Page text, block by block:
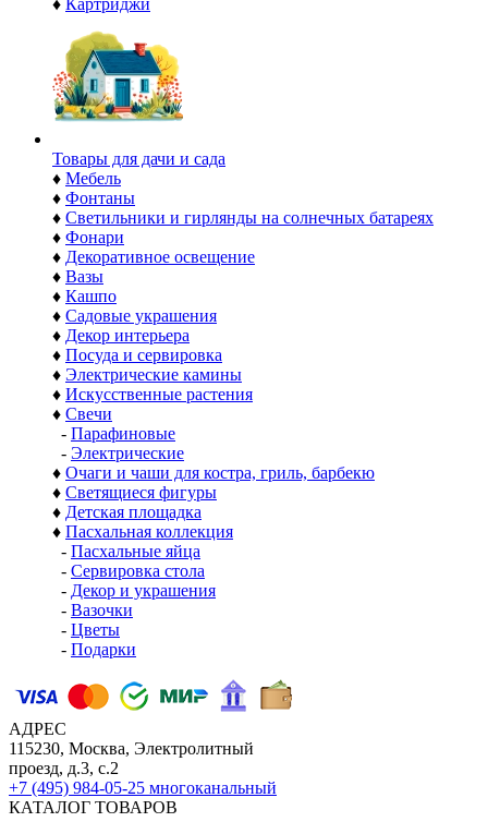
♦ Картриджи
Товары для дачи и сада
♦ Мебель
♦ Фонтаны
♦ Светильники и гирлянды на солнечных батареях
♦ Фонари
♦ Декоративное освещение
♦ Вазы
♦ Кашпо
♦ Садовые украшения
♦ Декор интерьера
♦ Посуда и сервировка
♦ Электрические камины
♦ Искусственные растения
♦ Свечи
- Парафиновые
- Электрические
♦ Очаги и чаши для костра, гриль, барбекю
♦ Светящиеся фигуры
♦ Детская площадка
♦ Пасхальная коллекция
- Пасхальные яйца
- Сервировка стола
- Декор и украшения
- Вазочки
- Цветы
- Подарки
АДРЕС
115230, Москва, Электролитный
проезд, д.3, с.2
+7 (495) 984-05-25 многоканальный
КАТАЛОГ ТОВАРОВ